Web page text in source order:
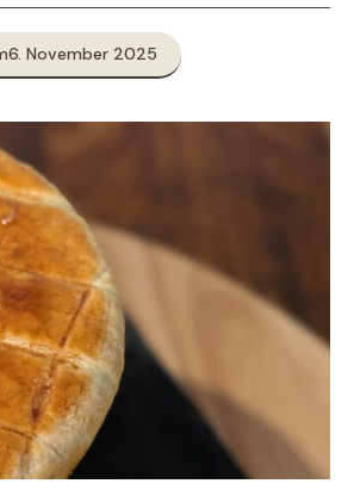
6. November 2025